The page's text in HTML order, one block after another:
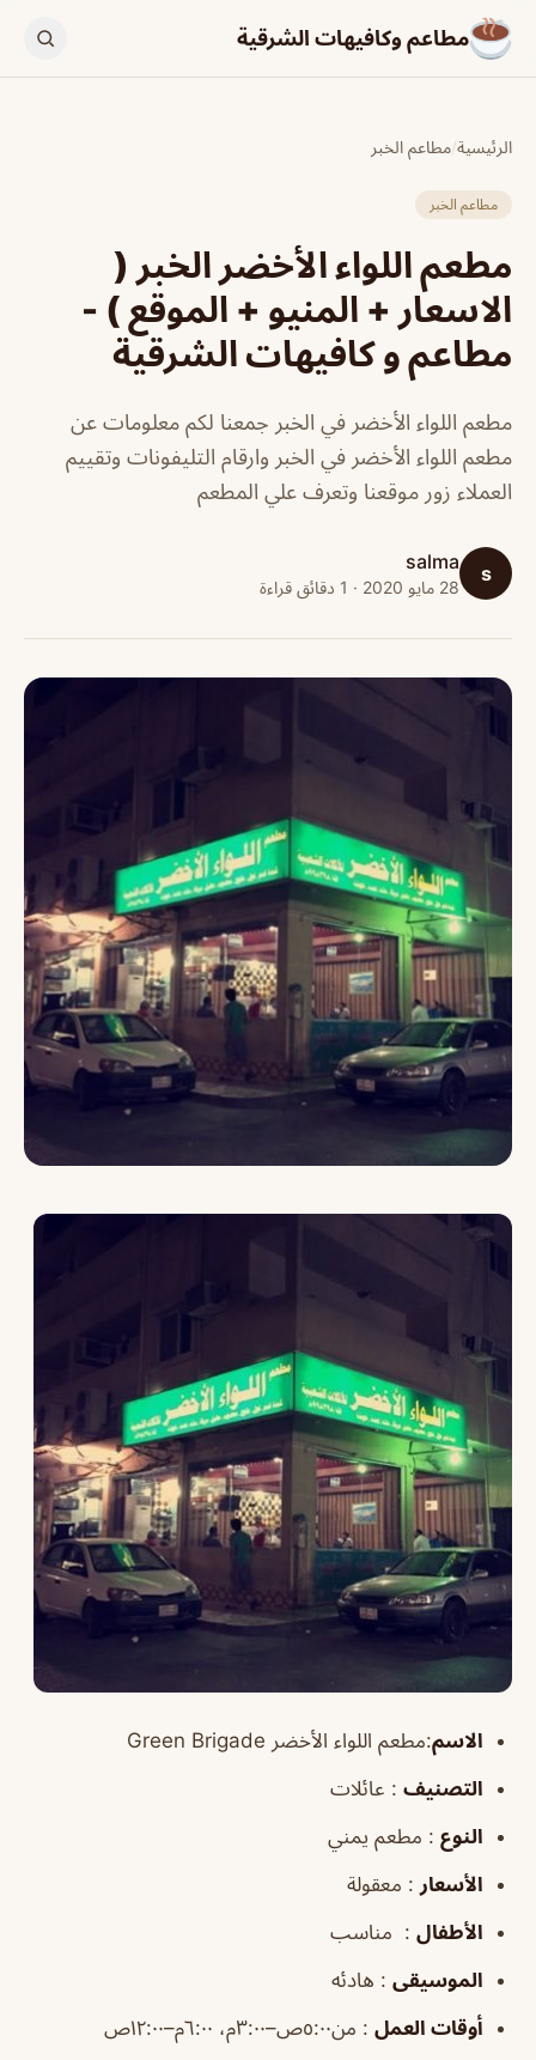
مطاعم وكافيهات الشرقية
الرئيسية/مطاعم الخبر
مطاعم الخبر
مطعم اللواء الأخضر الخبر (
الاسعار + المنيو + الموقع ) -
مطاعم و كافيهات الشرقية
مطعم اللواء الأخضر في الخبر جمعنا لكم معلومات عن
مطعم اللواء الأخضر في الخبر وارقام التليفونات وتقييم
العملاء زور موقعنا وتعرف علي المطعم
s
salma
28 مايو 2020 · 1 دقائق قراءة
الاسم:مطعم اللواء الأخضر Green Brigade
التصنيف : عائلات
النوع : مطعم يمني
الأسعار : معقولة
الأطفال : مناسب
الموسيقى : هادئه
أوقات العمل : من٥:٠٠ص–٣:٠٠م، ٦:٠٠م–١٢:٠٠ص